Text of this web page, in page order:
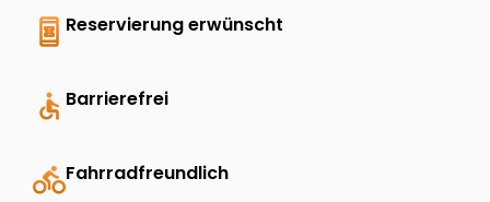
book_online Reservierung erwünscht
accessible Barrierefrei
directions_bikeFahrradfreundlich